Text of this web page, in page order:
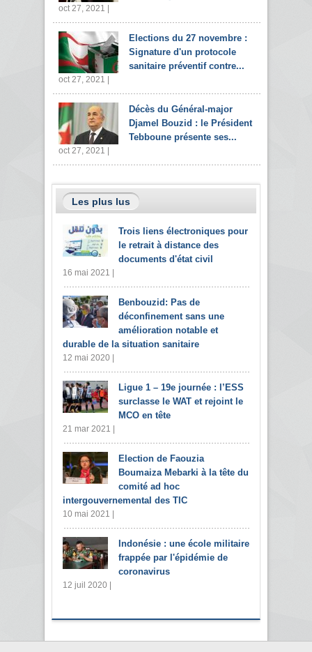
oct 27, 2021 |
Elections du 27 novembre :
Signature d'un protocole
sanitaire préventif contre...
oct 27, 2021 |
Décès du Général-major
Djamel Bouzid : le Président
Tebboune présente ses...
oct 27, 2021 |
Les plus lus
Trois liens électroniques pour
le retrait à distance des
documents d'état civil
16 mai 2021 |
Benbouzid: Pas de
déconfinement sans une
amélioration notable et
durable de la situation sanitaire
12 mai 2020 |
Ligue 1 – 19e journée : l’ESS
surclasse le WAT et rejoint le
MCO en tête
21 mar 2021 |
Election de Faouzia
Boumaiza Mebarki à la tête du
comité ad hoc
intergouvernemental des TIC
10 mai 2021 |
Indonésie : une école militaire
frappée par l'épidémie de
coronavirus
12 juil 2020 |